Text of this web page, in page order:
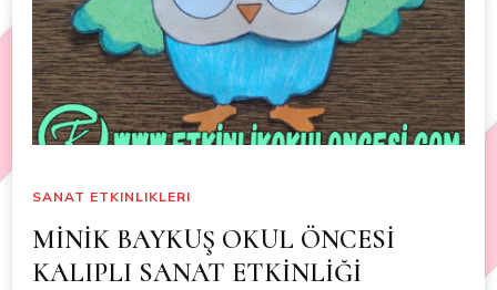
SANAT ETKINLIKLERI
MİNİK BAYKUŞ OKUL ÖNCESİ
KALIPLI SANAT ETKİNLİĞİ